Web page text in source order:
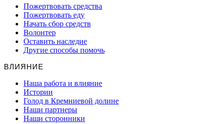
Пожертвовать средства
Пожертвовать еду
Начать сбор средств
Волонтер
Оставить наследие
Другие способы помочь
ВЛИЯНИЕ
Наша работа и влияние
Истории
Голод в Кремниевой долине
Наши партнеры
Наши сторонники